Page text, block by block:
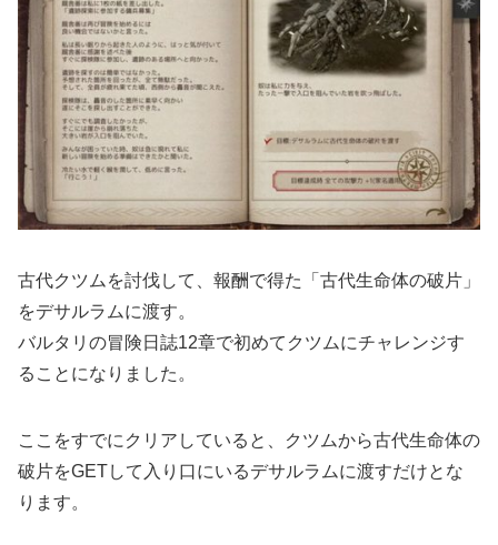
古代クツムを討伐して、報酬で得た「古代生命体の破片」
をデサルラムに渡す。
バルタリの冒険日誌12章で初めてクツムにチャレンジす
ることになりました。
ここをすでにクリアしていると、クツムから古代生命体の
破片をGETして入り口にいるデサルラムに渡すだけとな
ります。